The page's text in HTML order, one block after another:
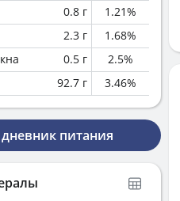
0.8 г 1.21%
2.3 г 1.68%
0.5 г 2.5%
92.7 г 3.46%
питания